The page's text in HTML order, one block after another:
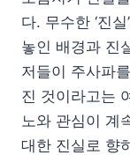
다. 무수한 ‘진
놓인 배경과 진
저들이 주사파
진 것이라고는
노와 관심이 계
대한 진실로 향